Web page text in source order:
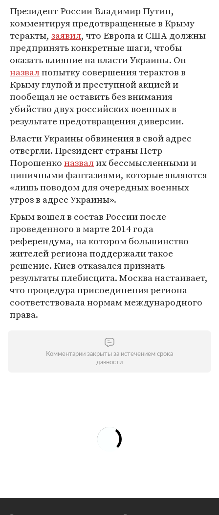
Президент России Владимир Путин,
комментируя предотвращенные в Крыму
теракты, заявил, что Европа и США должны
предпринять конкретные шаги, чтобы
оказать влияние на власти Украины. Он
назвалпопытку совершения терактов в
Крыму глупой и преступной акцией и
пообещал не оставить без внимания
убийство двух российских военных в
результате предотвращения диверсии.
Власти Украины обвинения в свой адрес
отвергли. Президент страны Петр
Порошенконазвалих бессмысленными и
циничными фантазиями, которые являются
«лишь поводом для очередных военных
угроз в адрес Украины».
Крым вошел в состав России после
проведенного в марте 2014 года
референдума, на котором большинство
жителей региона поддержали такое
решение. Киев отказался признать
результаты плебисцита. Москва настаивает,
что процедура присоединения региона
соответствовала нормам международного
права.
Комментарии закрыты за истечением срока
давности